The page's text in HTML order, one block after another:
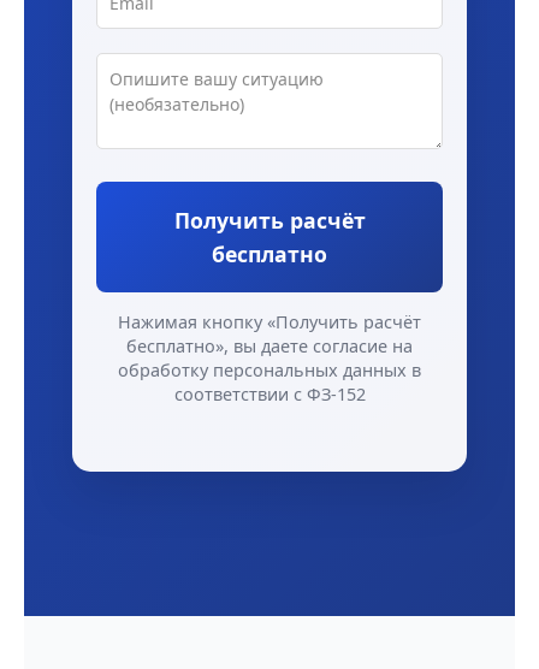
Получить расчёт
бесплатно
Нажимая кнопку «Получить расчёт
бесплатно», вы даете согласие на
обработку персональных данных в
соответствии с ФЗ-152